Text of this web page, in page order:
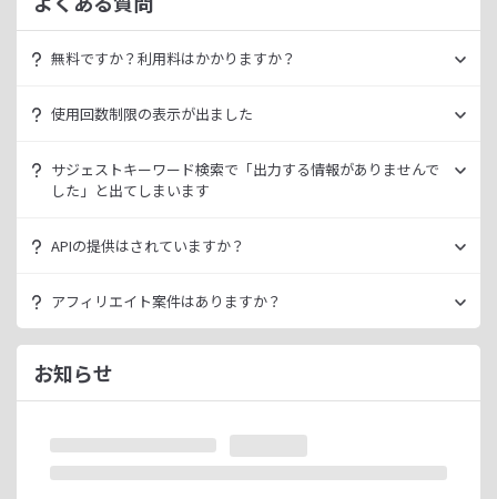
無料ですか？利用料はかかりますか？
いきなり課金されるようなことはございませんので、安心し
ただ、有料プランを利用することでよりニッチなキーワード
上させることができます。
使用回数制限の表示が出ました
ラッコID（メールアドレスのみ30秒登録）にご登録いただく
ことで制限が緩和されます。（※制限リセットは0時）
ご登録済みで制限に到達された場合は、有料プランのご利用
サジェストキーワード検索で「出力する情報がありませんで
した」と出てしまいます
ッコキーワードでも出力することができません。
サジェスト情報を出さない仕様になっております。
今後はサジェスト以外のキーワード取得手段も有料プランに
て提供してまいりますので、そちらにて対応できる見通しで
ございます。
APIの提供はされていますか？
詳細は ラッコキーワードAPIドキュメント
い。
アフィリエイト案件はありますか？
ラッコIDアフィリエイトにて、「ラッコキーワード」のアフ
ィリエイト案件をお取り扱いいたしております。
無料のユーザー登録、利用開始（初回ログイン）と有料プラ
※ラッコIDの重複登録と思われる場合は、成果が発生いたし
ません。
お知らせ